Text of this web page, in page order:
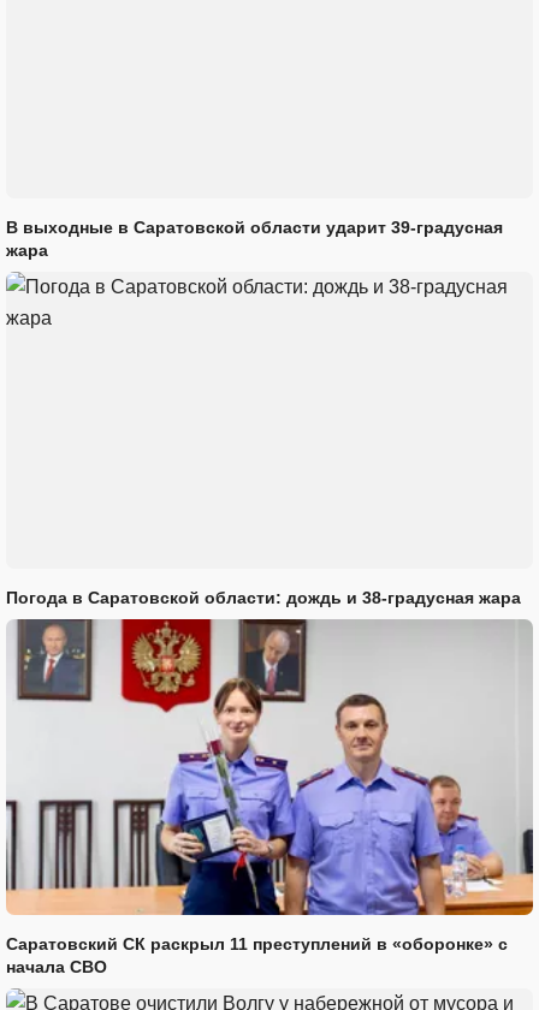
В выходные в Саратовской области ударит 39-градусная
жара
Погода в Саратовской области: дождь и 38-градусная жара
Саратовский СК раскрыл 11 преступлений в «оборонке» с
начала СВО